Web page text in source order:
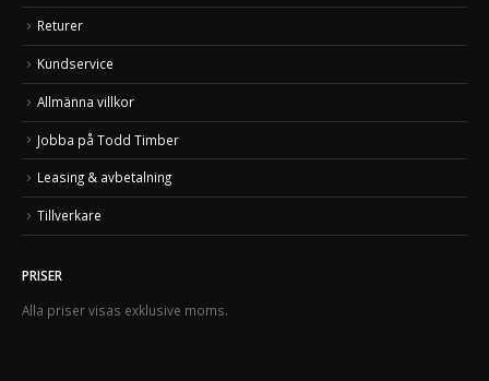
Returer
Kundservice
Allmänna villkor
Jobba på Todd Timber
Leasing & avbetalning
Tillverkare
PRISER
Alla priser visas exklusive moms.